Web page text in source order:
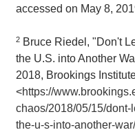
accessed on May 8,
2Bruce Riedel, "Don't
the U.S. into Another
2018, Brookings
<https://
chaos/2018/05/15/
the-u-s-into-another-war/